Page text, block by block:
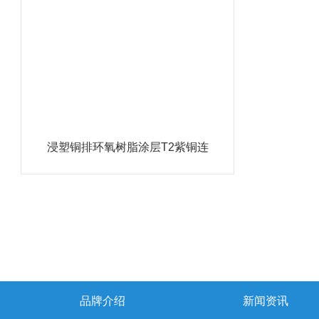
浸塑铜排环氧树脂涂层T2紫铜连
接排
品牌介绍 新闻资讯